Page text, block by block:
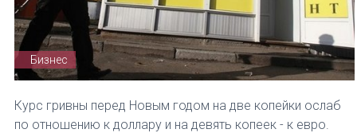
Бизнес
Курс гривны перед Новым годом на две копейки ослаб
по отношению к доллару и на девять копеек - к евро.